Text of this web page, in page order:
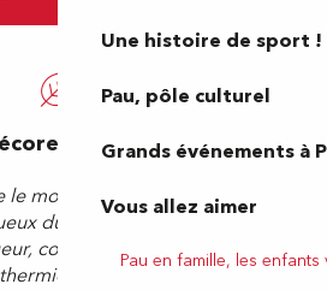
Une histoire de sport !
Pau, pôle culturel
Grands événements à
Vous allez aimer
Pau en famille, les
mode de transport le plus
du climat : 1,73g de
contre plus de 100g pour la
par exemple.